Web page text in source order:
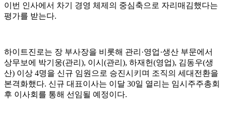
이번 인사에서 차기 경영 체제의 중심축으로 자리매김했다는
평가를 받는다.
하이트진로는 장 부사장을 비롯해 관리·영업·생산 부문에서
상무보에 박기웅(관리), 이시(관리), 하재헌(영업), 김동우(생
산) 이상 4명을 신규 임원으로 승진시키며 조직의 세대전환을
본격화했다. 신규 대표이사는 이달 30일 열리는 임시주주총회
후 이사회를 통해 선임될 예정이다.